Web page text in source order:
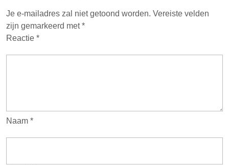
Je e-mailadres zal niet getoond worden. Vereiste velden
zijn gemarkeerd met*
Reactie *
Naam *